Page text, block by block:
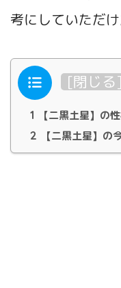
考にしていただ
目次 [閉じる]
1
【二黒土星】の
2
【二黒土星】の